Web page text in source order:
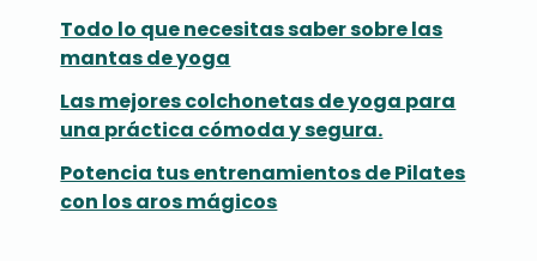
Todo lo que necesitas saber sobre las
mantas de yoga
Las mejores colchonetas de yoga para
una práctica cómoda y segura.
Potencia tus entrenamientos de Pilates
con los aros mágicos